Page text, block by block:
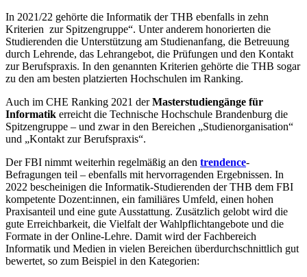
In 2021/22 gehörte die Informatik der THB ebenfalls in zehn
Kriterien zur Spitzengruppe“. Unter anderem honorierten die
Studierenden die Unterstützung am Studienanfang, die Betreuung
durch Lehrende, das Lehrangebot, die Prüfungen und den Kontakt
zur Berufspraxis. In den genannten Kriterien gehörte die THB sogar
zu den am besten platzierten Hochschulen im Ranking.
Auch im CHE Ranking 2021 derMasterstudiengänge für
Informatik erreicht die Technische Hochschule Brandenburg die
Spitzengruppe – und zwar in den Bereichen „Studienorganisation“
und „Kontakt zur Berufspraxis“.
Der FBI nimmt weiterhin regelmäßig an den trendence-
Befragungen teil – ebenfalls mit hervorragenden Ergebnissen. In
2022 bescheinigen die Informatik-Studierenden der THB dem FBI
kompetente Dozent:innen, ein familiäres Umfeld, einen hohen
Praxisanteil und eine gute Ausstattung. Zusätzlich gelobt wird die
gute Erreichbarkeit, die Vielfalt der Wahlpflichtangebote und die
Formate in der Online-Lehre. Damit wird der Fachbereich
Informatik und Medien in vielen Bereichen überdurchschnittlich gut
bewertet, so zum Beispiel in den Kategorien: